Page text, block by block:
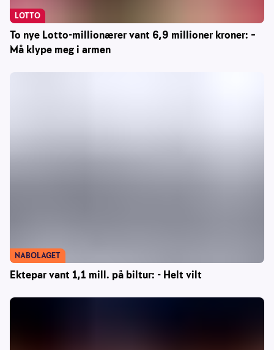
To nye Lotto-millionærer vant 6,9 millioner kroner: –
Må klype meg i armen
LOTTO
Ektepar vant 1,1 mill. på biltur: - Helt vilt
NABOLAGET